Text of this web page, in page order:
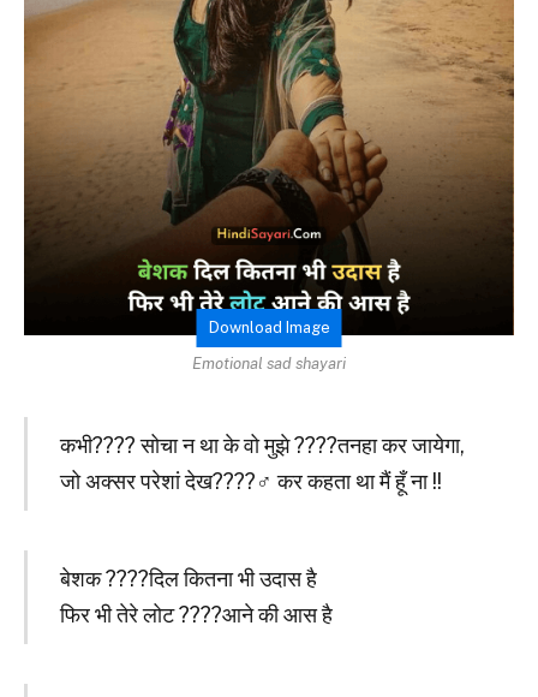
Download Image
Emotional sad shayari
कभी???? सोचा न था के वो मुझे ????तनहा कर जायेगा,
जो अक्सर परेशां देख????‍♂️ कर कहता था मैं हूँ ना !!
बेशक ????दिल कितना भी उदास है
फिर भी तेरे लोट ????आने की आस है